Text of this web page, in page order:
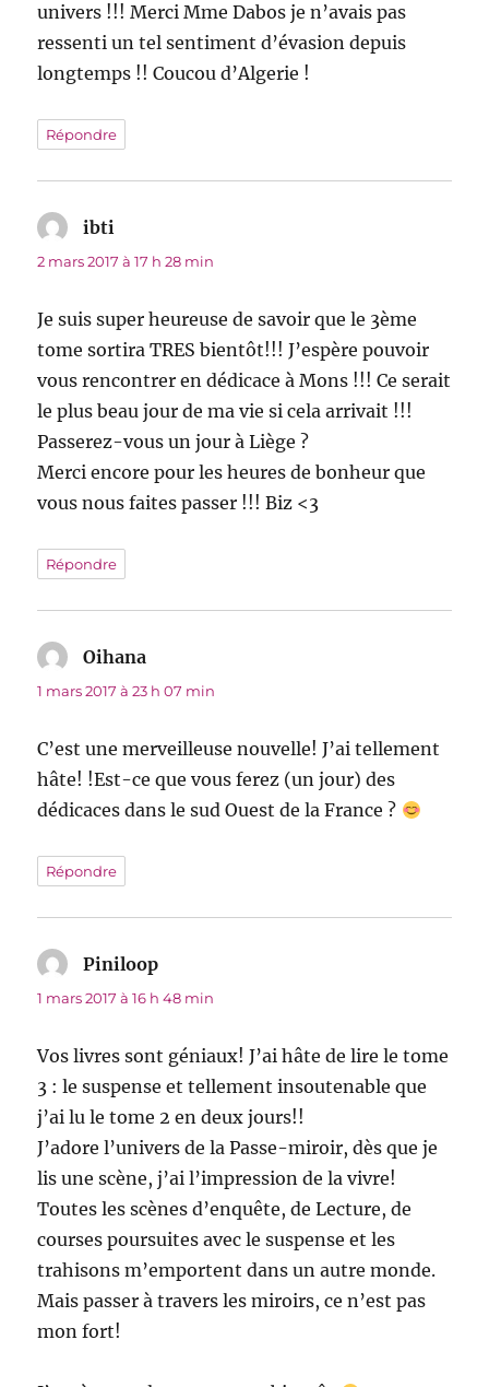
univers !!! Merci Mme Dabos je n’avais pas
ressenti un tel sentiment d’évasion depuis
longtemps !! Coucou d’Algerie !
Répondre
ibti
2 mars 2017 à 17 h 28 min
Je suis super heureuse de savoir que le 3ème
tome sortira TRES bientôt!!! J’espère pouvoir
vous rencontrer en dédicace à Mons !!! Ce serait
le plus beau jour de ma vie si cela arrivait !!!
Passerez-vous un jour à Liège ?
Merci encore pour les heures de bonheur que
vous nous faites passer !!! Biz <3
Répondre
Oihana
1 mars 2017 à 23 h 07 min
C’est une merveilleuse nouvelle! J’ai tellement
hâte! !Est-ce que vous ferez (un jour) des
dédicaces dans le sud Ouest de la France ?
Répondre
Piniloop
1 mars 2017 à 16 h 48 min
Vos livres sont géniaux! J’ai hâte de lire le tome
3 : le suspense et tellement insoutenable que
j’ai lu le tome 2 en deux jours!!
J’adore l’univers de la Passe-miroir, dès que je
lis une scène, j’ai l’impression de la vivre!
Toutes les scènes d’enquête, de Lecture, de
courses poursuites avec le suspense et les
trahisons m’emportent dans un autre monde.
Mais passer à travers les miroirs, ce n’est pas
mon fort!